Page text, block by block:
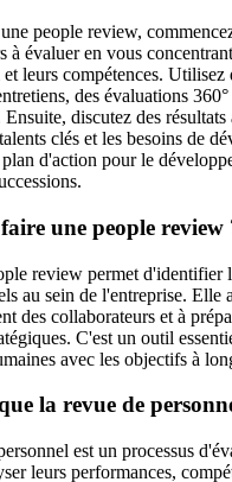
people review,
à évaluer en vous
leurs compétences. Utilisez
des évaluations
discutez des
clés et les besoins de
d'action pour le
une people review
review permet d'identifier
au sein de l'entreprise. Elle
des collaborateurs et à
C'est un outil
avec les objectifs à
la revue de
est un processus
leurs performances,